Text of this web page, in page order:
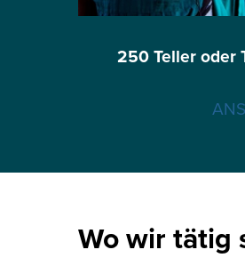
250 Teller oder
Wo wir tätig